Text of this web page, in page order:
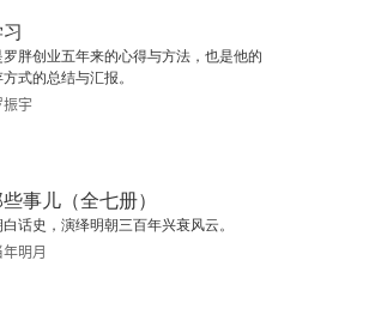
胖创业五年来的心得与方法，也是他的
式的总结与汇报。
宇
事儿（全七册）
话史，演绎明朝三百年兴衰风云。
明月